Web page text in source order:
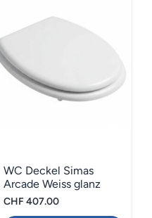
WC Deckel Simas
Arcade Weiss glanz
CHF407.00